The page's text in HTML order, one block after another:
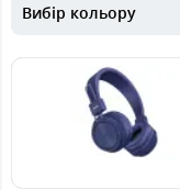
Вибір кольору